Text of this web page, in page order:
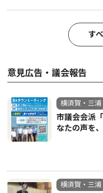
す
意見広告・議会報告
横須賀・三浦
市議会会派
なたの声を
横須賀・三浦